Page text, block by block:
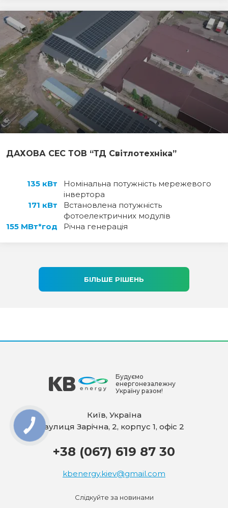
ДАХОВА СЕС ТОВ “ТД Світлотехніка”
135 кВт
Номінальна потужність мережевого
інвертора
171 кВт
Встановлена потужність
фотоелектричних модулів
155 МВт*год
Річна генерація
БІЛЬШЕ РІШЕНЬ
Будуємо
енергонезалежну
Україну разом!
Київ, Україна
вулиця Зарічна, 2, корпус 1, офіс 2
+38 (067) 619 87 30
kbenergy.kiev@gmail.com
Слідкуйте за новинами